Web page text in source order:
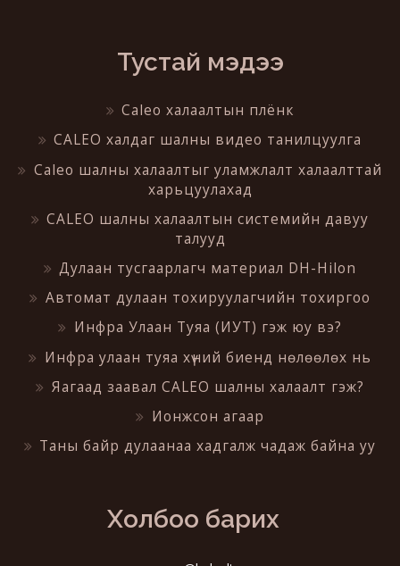
Тустай мэдээ
Caleo халаалтын плёнк
CALEO халдаг шалны видео танилцуулга
Caleo шалны халаалтыг уламжлалт халаалттай
харьцуулахад
CALEO шалны халаалтын системийн давуу
талууд
Дулаан тусгаарлагч материал DH-Hilon
Автомат дулаан тохируулагчийн тохиргоо
Инфра Улаан Туяа (ИУТ) гэж юу вэ?
Инфра улаан туяа хүний биенд нөлөөлөх нь
Яагаад заавал CALEO шалны халаалт гэж?
Ионжсон агаар
Таны байр дулаанаа хадгалж чадаж байна уу
Холбоо барих